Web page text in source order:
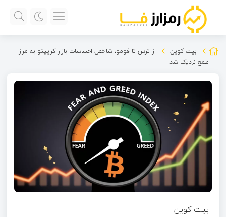
بیت کوین
از ترس تا فومو؛ شاخص احساسات بازار کریپتو به مرز
طمع نزدیک شد
بیت کوین